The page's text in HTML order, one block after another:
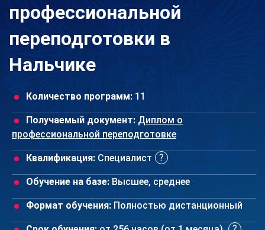
профессиональной
переподготовки в
Нальчике
Количество программ: 11
Получаемый документ: Диплом о
профессиональной переподготовке
Квалификация: Специалист
Обучение на базе: Высшее, среднее
Формат обучения: Полностью дистанционный